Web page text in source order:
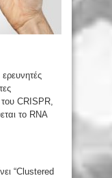
CRISPR,
το RNA
“Clustered